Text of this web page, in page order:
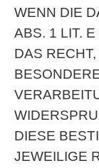
WENN DIE
ABS. 1 LIT.
DAS
DIESE
JEWEILIGE